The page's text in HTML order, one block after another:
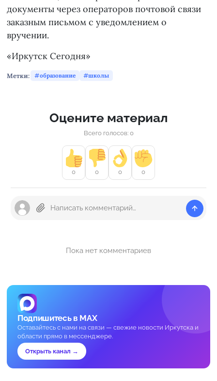
документы через операторов почтовой связи
заказным письмом с уведомлением о
вручении.
«Иркутск Сегодня»
Метки: образование школы
Оцените материал
Всего голосов: 0
0 0 0 0
Пока нет комментариев
Подпишитесь в MAX
Оставайтесь с нами на связи — свежие новости Иркутска и
области прямо в мессенджере.
Открыть канал →